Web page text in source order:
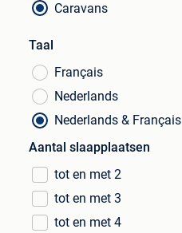
Caravans
Taal
Français
Nederlands
Nederlands & Français
Aantal slaapplaatsen
tot en met 2
tot en met 3
tot en met 4